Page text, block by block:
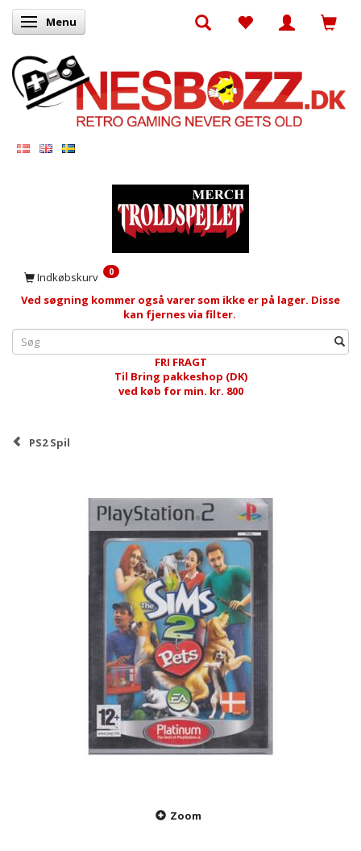
Skifte navigation
Menu
Indkøbskurv 0
Ved søgning kommer også varer som ikke er på lager. Disse
kan fjernes via filter.
FRI FRAGT
Til Bring pakkeshop (DK)
ved køb for min. kr. 800
PS2 Spil
Zoom